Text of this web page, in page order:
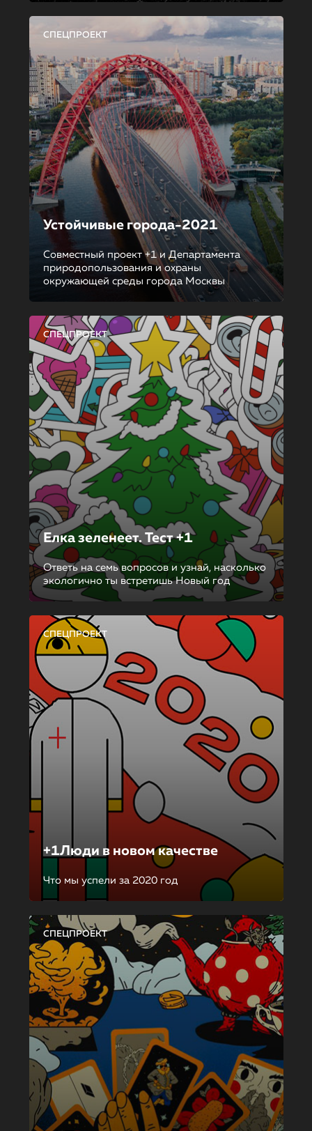
СПЕЦПРОЕКТ
Устойчивые города-2021
Совместный проект +1 и Департамента
природопользования и охраны
окружающей среды города Москвы
СПЕЦПРОЕКТ
Елка зеленеет. Тест +1
Ответь на семь вопросов и узнай, насколько
экологично ты встретишь Новый год
СПЕЦПРОЕКТ
+1Люди в новом качестве
Что мы успели за 2020 год
СПЕЦПРОЕКТ